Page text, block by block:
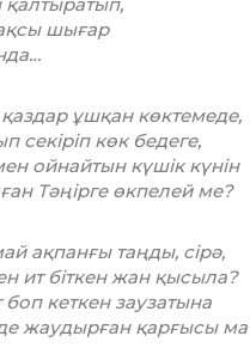
қалтыратып,
шығар
ұшқан көктемеде,
секіріп көк бедеге,
ойнайтын күшік күнін
Тәңірге өкпелей ме?
ақпанғы таңды, сірә,
ит біткен жан қысыла?
кеткен заузатына
жаудырған қарғысы